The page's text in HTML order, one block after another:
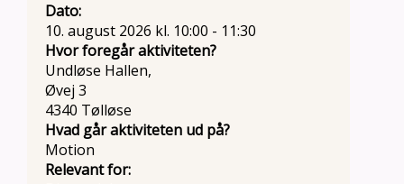
Dato:
10. august 2026 kl. 10:00 - 11:30
Hvor foregår aktiviteten?
Undløse Hallen,
Øvej 3
4340 Tølløse
Hvad går aktiviteten ud på?
Motion
Relevant for: